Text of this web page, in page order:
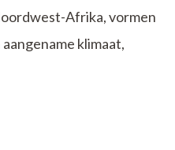
Afrika, vormen
klimaat,